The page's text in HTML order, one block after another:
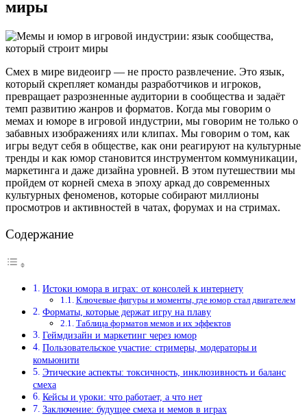
миры
Смех в мире видеоигр — не просто развлечение. Это язык,
который скрепляет команды разработчиков и игроков,
превращает разрозненные аудитории в сообщества и задаёт
темп развитию жанров и форматов. Когда мы говорим о
мемах и юморе в игровой индустрии, мы говорим не только о
забавных изображениях или клипах. Мы говорим о том, как
игры ведут себя в обществе, как они реагируют на культурные
тренды и как юмор становится инструментом коммуникации,
маркетинга и даже дизайна уровней. В этом путешествии мы
пройдем от корней смеха в эпоху аркад до современных
культурных феноменов, которые собирают миллионы
просмотров и активностей в чатах, форумах и на стримах.
Содержание
Истоки юмора в играх: от консолей к интернету
Ключевые фигуры и моменты, где юмор стал двигателем
Форматы, которые держат игру на плаву
Таблица форматов мемов и их эффектов
Геймдизайн и маркетинг через юмор
Пользовательское участие: стримеры, модераторы и
комьюнити
Этические аспекты: токсичность, инклюзивность и баланс
смеха
Кейсы и уроки: что работает, а что нет
Заключение: будущее смеха и мемов в играх